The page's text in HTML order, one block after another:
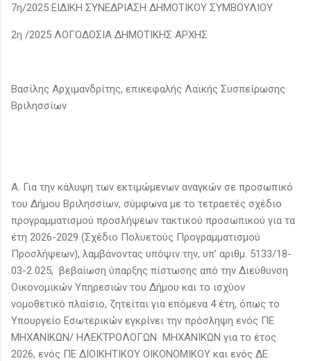
7η/2025 ΕΙΔΙΚΗ ΣΥΝΕΔΡΙΑΣΗ ΔΗΜΟΤΙΚΟΥ ΣΥΜΒΟΥΛΙΟΥ
2η /2025 ΛΟΓΟΔΟΣΙΑ ΔΗΜΟΤΙΚΗΣ ΑΡΧΗΣ
Βασίλης Αρχιμανδρίτης, επικεφαλής Λαϊκής Συσπείρωσης
Βριλησσίων
Α. Για την κάλυψη των εκτιμώμενων αναγκών σε προσωπικό
του Δήμου Βριλησσίων, σύμφωνα με το τετραετές σχέδιο
προγραμματισμού προσλήψεων τακτικού προσωπικού για τα
έτη 2026-2029 (Σχέδιο Πολυετούς Προγραμματισμού
Προσλήψεων), λαμβάνοντας υπόψιν την, υπ’ αριθμ. 5133/18-
03-2 025, βεβαίωση ύπαρξης πίστωσης από την Διεύθυνση
Οικονομικών Υπηρεσιών του Δήμου και το ισχύον
νομοθετικό πλαίσιο, ζητείται για επόμενα 4 έτη, όπως το
Υπουργείο Εσωτερικών εγκρίνει την πρόσληψη ενός ΠΕ
ΜΗΧΑΝΙΚΩΝ/ ΗΛΕΚΤΡΟΛΟΓΩΝ ΜΗΧΑΝΙΚΩΝ για το έτος
2026, ενός ΠΕ ΔΙΟΙΚΗΤΙΚΟΥ ΟΙΚΟΝΟΜΙΚΟΥ και ενός ΔΕ